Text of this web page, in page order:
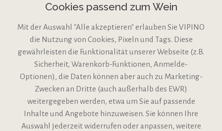
VIPINO Service
Informationen
Support
Cookies passend zum Wein
Mit der Auswahl "Alle akzeptieren" erlauben Sie VIPINO
die Nutzung von Cookies, Pixeln und Tags. Diese
gewährleisten die Funktionalität unserer Webseite (z.B.
Sicherheit, Warenkorb-Funktionen, Anmelde-
Optionen), die Daten können aber auch zu Marketing-
Zwecken an Dritte (auch außerhalb des EWR)
weitergegeben werden, etwa um Sie auf passende
Inhalte und Angebote hinzuweisen. Sie können Ihre
Auswahl jederzeit widerrufen oder anpassen, weitere